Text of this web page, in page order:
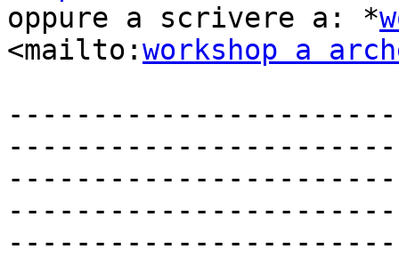
oppure a scrivere a: *
<mailto:workshop a